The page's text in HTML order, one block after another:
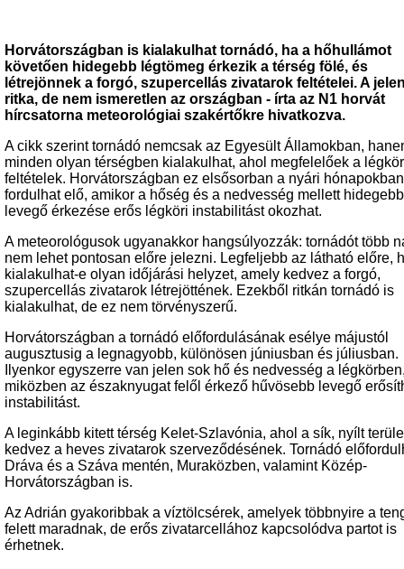
Horvátországban is kialakulhat tornádó, ha a hőhullámot
követően hidegebb légtömeg érkezik a térség fölé, és
létrejönnek a forgó, szupercellás zivatarok feltételei. A
ritka, de nem ismeretlen az országban - írta az N1 horvát
hírcsatorna meteorológiai szakértőkre hivatkozva.
A cikk szerint tornádó nemcsak az Egyesült Államokban,
minden olyan térségben kialakulhat, ahol megfelelőek a
feltételek. Horvátországban ez elsősorban a nyári hónapokban
fordulhat elő, amikor a hőség és a nedvesség mellett hidegebb
levegő érkezése erős légköri instabilitást okozhat.
A meteorológusok ugyanakkor hangsúlyozzák: tornádót több
nem lehet pontosan előre jelezni. Legfeljebb az látható előre,
kialakulhat-e olyan időjárási helyzet, amely kedvez a forgó,
szupercellás zivatarok létrejöttének. Ezekből ritkán tornádó is
kialakulhat, de ez nem törvényszerű.
Horvátországban a tornádó előfordulásának esélye májustól
augusztusig a legnagyobb, különösen júniusban és júliusban.
Ilyenkor egyszerre van jelen sok hő és nedvesség a
miközben az északnyugat felől érkező hűvösebb levegő
instabilitást.
A leginkább kitett térség Kelet-Szlavónia, ahol a sík, nyílt
kedvez a heves zivatarok szerveződésének. Tornádó
Dráva és a Száva mentén, Muraközben, valamint Közép-
Horvátországban is.
Az Adrián gyakoribbak a víztölcsérek, amelyek többnyire a
felett maradnak, de erős zivatarcellához kapcsolódva partot is
érhetnek.